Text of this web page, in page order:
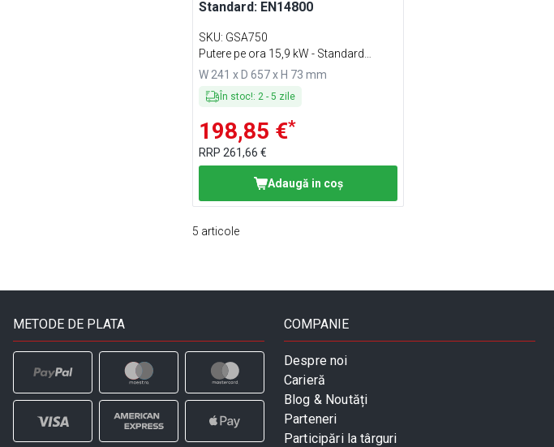
Standard: EN14800
SKU: GSA750
Putere pe ora 15,9 kW - Standard
EN14800
W 241 x D 657 x H 73 mm
În stoc!: 2 - 5 zile
198,85 €*
RRP 261,66 €
Adaugă in coş
5 articole
METODE DE PLATA COMPANIE
Despre noi
Carieră
Blog & Noutăți
Parteneri
Participări la târguri